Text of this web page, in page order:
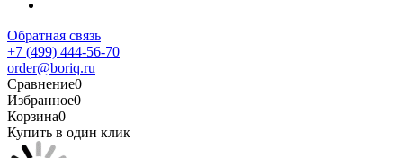
Обратная связь
+7 (499) 444-56-70
order@boriq.ru
Сравнение0
Избранное0
Корзина0
Купить в один клик